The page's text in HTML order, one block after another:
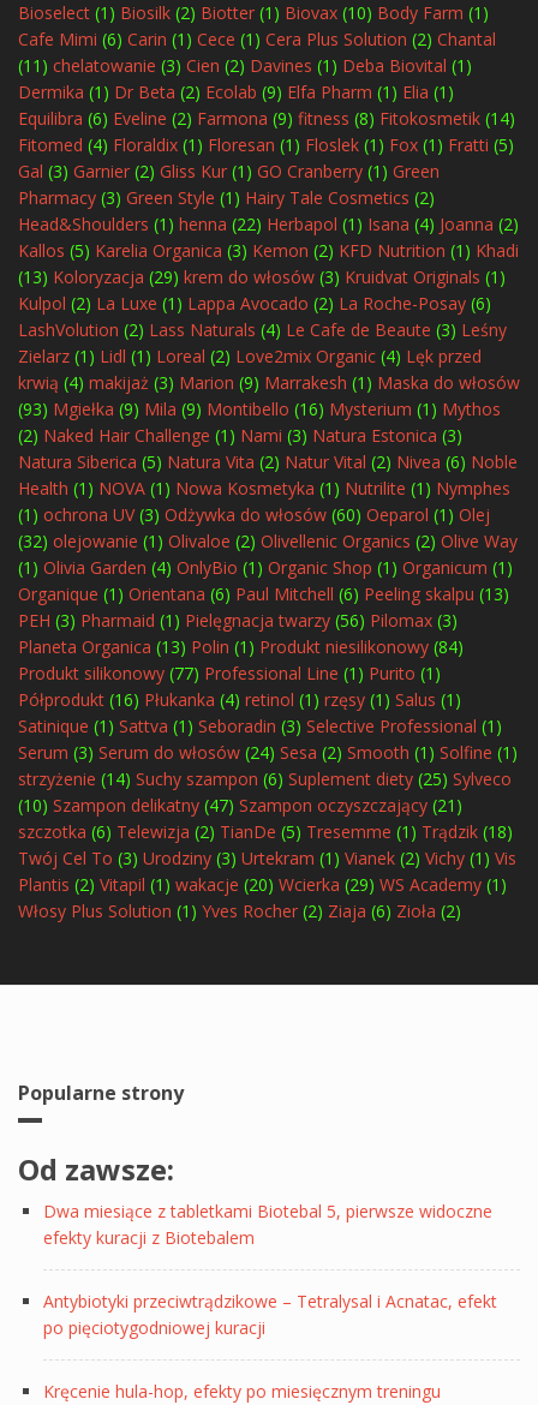
Bioselect (1) Biosilk (2) Biotter (1) Biovax (10) Body Farm (1)
Cafe Mimi (6) Carin (1) Cece (1) Cera Plus Solution (2) Chantal
(11) chelatowanie (3) Cien (2) Davines (1) Deba Biovital (1)
Dermika (1) Dr Beta (2) Ecolab (9) Elfa Pharm (1) Elia (1)
Equilibra (6) Eveline (2) Farmona (9) fitness (8) Fitokosmetik (14)
Fitomed (4) Floraldix (1) Floresan (1) Floslek (1) Fox (1) Fratti (5)
Gal (3) Garnier (2) Gliss Kur (1) GO Cranberry (1) Green
Pharmacy (3) Green Style (1) Hairy Tale Cosmetics (2)
Head&Shoulders (1) henna (22) Herbapol (1) Isana (4) Joanna (2)
Kallos (5) Karelia Organica (3) Kemon (2) KFD Nutrition (1) Khadi
(13) Koloryzacja (29) krem do włosów (3) Kruidvat Originals (1)
Kulpol (2) La Luxe (1) Lappa Avocado (2) La Roche-Posay (6)
LashVolution (2) Lass Naturals (4) Le Cafe de Beaute (3) Leśny
Zielarz (1) Lidl (1) Loreal (2) Love2mix Organic (4) Lęk przed
krwią (4) makijaż (3) Marion (9) Marrakesh (1) Maska do włosów
(93) Mgiełka (9) Mila (9) Montibello (16) Mysterium (1) Mythos
(2) Naked Hair Challenge (1) Nami (3) Natura Estonica (3)
Natura Siberica (5) Natura Vita (2) Natur Vital (2) Nivea (6) Noble
Health (1) NOVA (1) Nowa Kosmetyka (1) Nutrilite (1) Nymphes
(1) ochrona UV(3) Odżywka do włosów (60) Oeparol (1) Olej
(32) olejowanie (1) Olivaloe (2) Olivellenic Organics (2) Olive Way
(1) Olivia Garden (4) OnlyBio (1) Organic Shop (1) Organicum (1)
Organique (1) Orientana (6) Paul Mitchell (6) Peeling skalpu (13)
PEH (3) Pharmaid (1) Pielęgnacja twarzy (56) Pilomax (3)
Planeta Organica (13) Polin (1) Produkt niesilikonowy (84)
Produkt silikonowy (77) Professional Line (1) Purito (1)
Półprodukt (16) Płukanka (4) retinol (1) rzęsy (1) Salus (1)
Satinique (1) Sattva (1) Seboradin (3) Selective Professional (1)
Serum (3) Serum do włosów (24) Sesa (2) Smooth (1) Solfine (1)
strzyżenie (14) Suchy szampon (6) Suplement diety (25) Sylveco
(10) Szampon delikatny (47) Szampon oczyszczający (21)
szczotka (6) Telewizja (2) TianDe (5) Tresemme (1) Trądzik (18)
Twój Cel To (3) Urodziny (3) Urtekram (1) Vianek (2) Vichy (1) Vis
Plantis (2) Vitapil (1) wakacje (20) Wcierka (29) WS Academy (1)
Włosy Plus Solution (1) Yves Rocher (2) Ziaja (6) Zioła (2)
Popularne strony
Od zawsze:
Dwa miesiące z tabletkami Biotebal 5, pierwsze widoczne
efekty kuracji z Biotebalem
Antybiotyki przeciwtrądzikowe – Tetralysal i Acnatac, efekt
po pięciotygodniowej kuracji
Kręcenie hula-hop, efekty po miesięcznym treningu